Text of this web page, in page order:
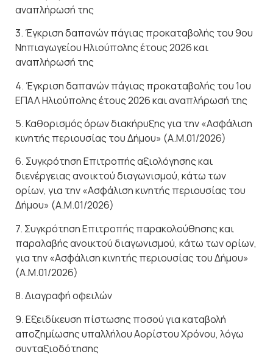
αναπλήρωσή της
3. Έγκριση δαπανών πάγιας προκαταβολής του 9ου
Νηπιαγωγείου Ηλιούπολης έτους 2026 και
αναπλήρωσή της
4. Έγκριση δαπανών πάγιας προκαταβολής του 1ου
ΕΠΑΛ Ηλιούπολης έτους 2026 και αναπλήρωσή της
5. Καθορισμός όρων διακήρυξης για την «Ασφάλιση
κινητής περιουσίας του Δήμου» (Α.Μ.01/2026)
6. Συγκρότηση Επιτροπής αξιολόγησης και
διενέργειας ανοικτού διαγωνισμού, κάτω των
ορίων, για την «Ασφάλιση κινητής περιουσίας του
Δήμου» (Α.Μ.01/2026)
7. Συγκρότηση Επιτροπής παρακολούθησης και
παραλαβής ανοικτού διαγωνισμού, κάτω των ορίων,
για την «Ασφάλιση κινητής περιουσίας του Δήμου»
(Α.Μ.01/2026)
8. Διαγραφή οφειλών
9. Εξειδίκευση πίστωσης ποσού για καταβολή
αποζημίωσης υπαλλήλου Αορίστου Χρόνου, λόγω
συνταξιοδότησης